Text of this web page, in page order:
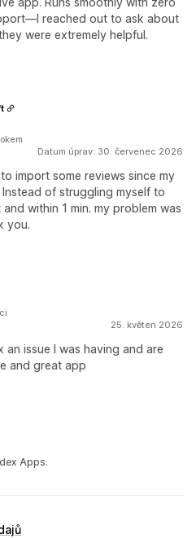
reached out to ask about
were extremely helpful.
Datum úprav: 30. červenec 2026
import some reviews since my
of struggling myself to
within 1 min. my problem was
you.
25. květen 2026
issue I was having and are
and great app
Apps.